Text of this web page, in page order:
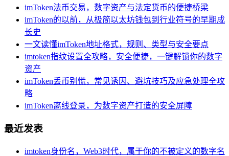
imToken法币交易，数字资产与法定货币的便捷桥梁
imToken的以前，从极简以太坊钱包到行业符号的早期成
长史
一文读懂imToken地址格式，规则、类型与安全要点
imtoken指纹设置全攻略，安全便捷，一键解锁你的数字
资产
imToken丢币别慌，常见诱因、避坑技巧及应急处理全攻
略
imToken离线登录，为数字资产打造的安全屏障
最近发表
imtoken身份名，Web3时代，属于你的不被定义的数字名